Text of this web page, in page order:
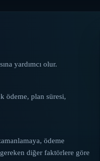
yardımcı olur.
ödeme, plan süresi,
ödeme
diğer faktörlere göre